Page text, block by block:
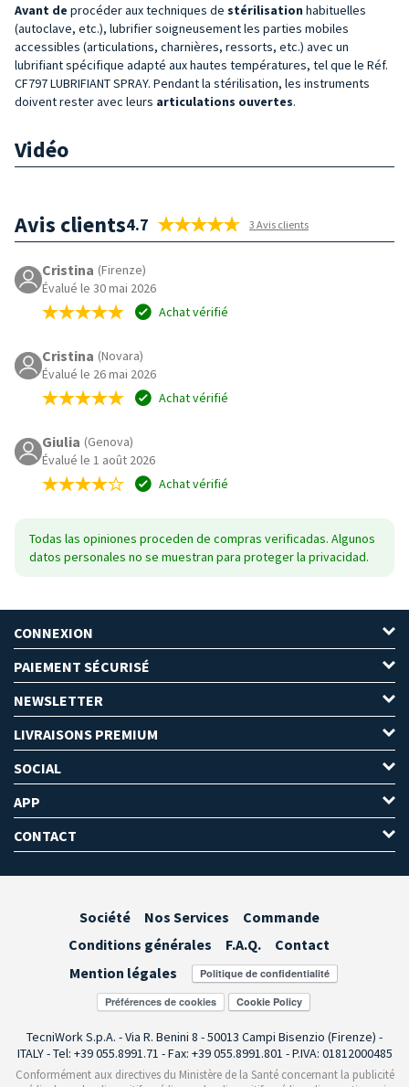
Avant de procéder aux techniques de stérilisation habituelles
(autoclave, etc.), lubrifier soigneusement les parties mobiles
accessibles (articulations, charnières, ressorts, etc.) avec un
lubrifiant spécifique adapté aux hautes températures, tel que le Réf.
CF797 LUBRIFIANT SPRAY. Pendant la stérilisation, les instruments
doivent rester avec leurs articulations ouvertes.
Vidéo
Avis clients4.7 3 Avis clients
Cristina (Firenze)
Évalué le 30 mai 2026
Achat vérifié
Cristina (Novara)
Évalué le 26 mai 2026
Achat vérifié
Giulia (Genova)
Évalué le 1 août 2026
Achat vérifié
Todas las opiniones proceden de compras verificadas. Algunos
datos personales no se muestran para proteger la privacidad.
CONNEXION
PAIEMENT SÉCURISÉ
NEWSLETTER
LIVRAISONS PREMIUM
SOCIAL
APP
CONTACT
Société Nos Services
Commande
Conditions générales
F.A.Q.
Contact
Mention légales
Préférences de cookies
TecniWork S.p.A. - Via R. Benini 8 - 50013 Campi Bisenzio (Firenze) -
ITALY - Tel: +39 055.8991.71 - Fax: +39 055.8991.801 - P.IVA: 01812000485
Conformément aux directives du Ministère de la Santé concernant la publicité